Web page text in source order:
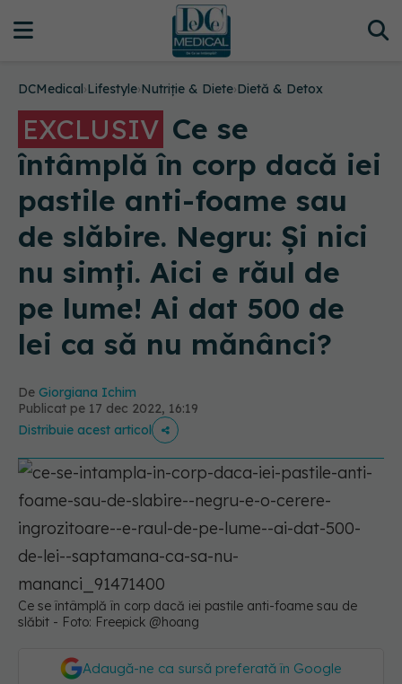
DCMedical›Lifestyle›Nutriție & Diete›Dietă & Detox
EXCLUSIV Ce se
întâmplă în corp dacă iei
pastile anti-foame sau
de slăbire. Negru: Și nici
nu simți. Aici e răul de
pe lume! Ai dat 500 de
lei ca să nu mănânci?
De Giorgiana Ichim
Publicat pe 17 dec 2022, 16:19
Distribuie acest articol
Ce se întâmplă în corp dacă iei pastile anti-foame sau de
slăbit - Foto: Freepick @hoang
Adaugă-ne ca sursă preferată în Google